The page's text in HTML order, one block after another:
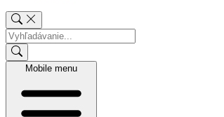
Mobile menu